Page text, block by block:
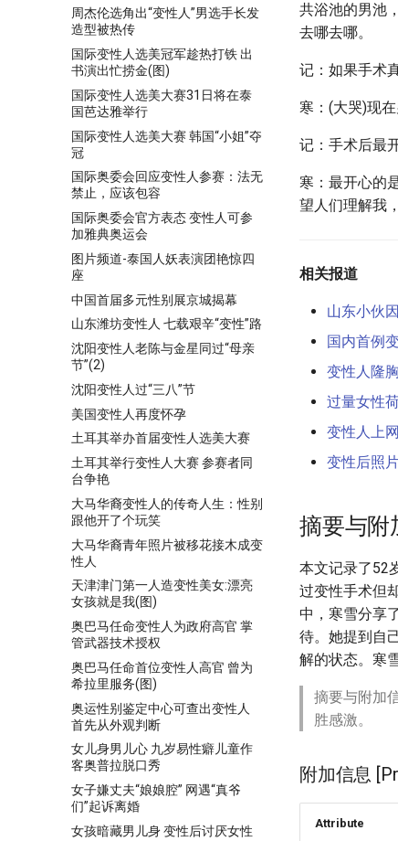
周杰伦选角出“变性人”男选手长发
造型被热传
国际变性人选美冠军趁热打铁 出
书演出忙捞金(图)
国际变性人选美大赛31日将在泰
国芭达雅举行
国际变性人选美大赛 韩国“小姐”夺
冠
国际奥委会回应变性人参赛：法无
禁止，应该包容
国际奥委会官方表态 变性人可参
加雅典奥运会
图片频道-泰国人妖表演团艳惊四
座
中国首届多元性别展京城揭幕
山东潍坊变性人 七载艰辛“变性”路
沈阳变性人老陈与金星同过“母亲
节”(2)
沈阳变性人过“三八”节
美国变性人再度怀孕
土耳其举办首届变性人选美大赛
土耳其举行变性人大赛 参赛者同
台争艳
大马华裔变性人的传奇人生：性别
跟他开了个玩笑
大马华裔青年照片被移花接木成变
性人
天津津门第一人造变性美女:漂亮
女孩就是我(图)
奥巴马任命变性人为政府高官 掌
管武器技术授权
奥巴马任命首位变性人高官 曾为
希拉里服务(图)
奥运性别鉴定中心可查出变性人
首先从外观判断
女儿身男儿心 九岁易性癖儿童作
客奥普拉脱口秀
女子嫌丈夫“娘娘腔” 网遇“真爷
们”起诉离婚
女孩暗藏男儿身 变性后讨厌女性
共浴池的男池
去哪去哪。
记：如果手术
寒：(大哭)现
记：手术后最
寒：最开心的
望人们理解我
相关报道
山东小伙
国内首例
变性人隆
过量女性
变性人上
变性后照
摘要与附
本文记录了52
过变性手术但
中，寒雪分享
待。她提到自
解的状态。寒
摘要与附加
胜感激。
附加信息
Attribute